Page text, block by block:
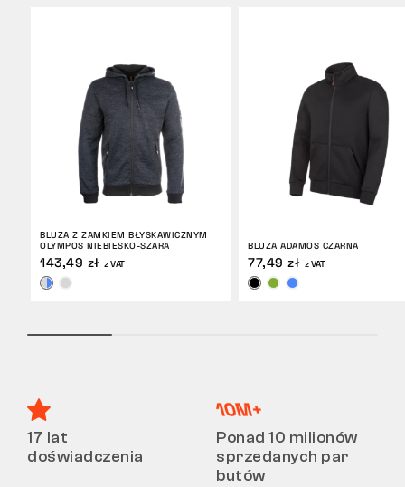
BLUZA Z ZAMKIEM BŁYSKAWICZNYM
OLYMPOS NIEBIESKO-SZARA
143,49 zł z VAT
BLUZA ADAMOS CZARNA
77,49 zł z VAT
17 lat
doświadczenia
Ponad 10 milionów
sprzedanych par
butów